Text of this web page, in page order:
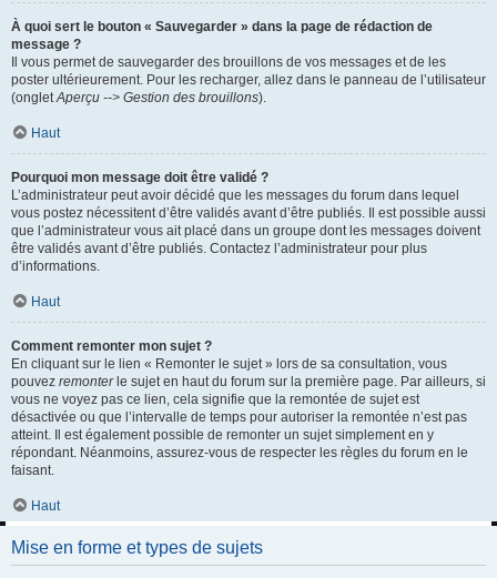
À quoi sert le bouton « Sauvegarder » dans la page de rédaction de
message ?
Il vous permet de sauvegarder des brouillons de vos messages et de les
poster ultérieurement. Pour les recharger, allez dans le panneau de l’utilisateur
(onglet Aperçu --> Gestion des brouillons).
Haut
Pourquoi mon message doit être validé ?
L’administrateur peut avoir décidé que les messages du forum dans lequel
vous postez nécessitent d’être validés avant d’être publiés. Il est possible aussi
que l’administrateur vous ait placé dans un groupe dont les messages doivent
être validés avant d’être publiés. Contactez l’administrateur pour plus
d’informations.
Haut
Comment remonter mon sujet ?
En cliquant sur le lien « Remonter le sujet » lors de sa consultation, vous
pouvez remonterle sujet en haut du forum sur la première page. Par ailleurs, si
vous ne voyez pas ce lien, cela signifie que la remontée de sujet est
désactivée ou que l’intervalle de temps pour autoriser la remontée n’est pas
atteint. Il est également possible de remonter un sujet simplement en y
répondant. Néanmoins, assurez-vous de respecter les règles du forum en le
faisant.
Haut
Mise en forme et types de sujets